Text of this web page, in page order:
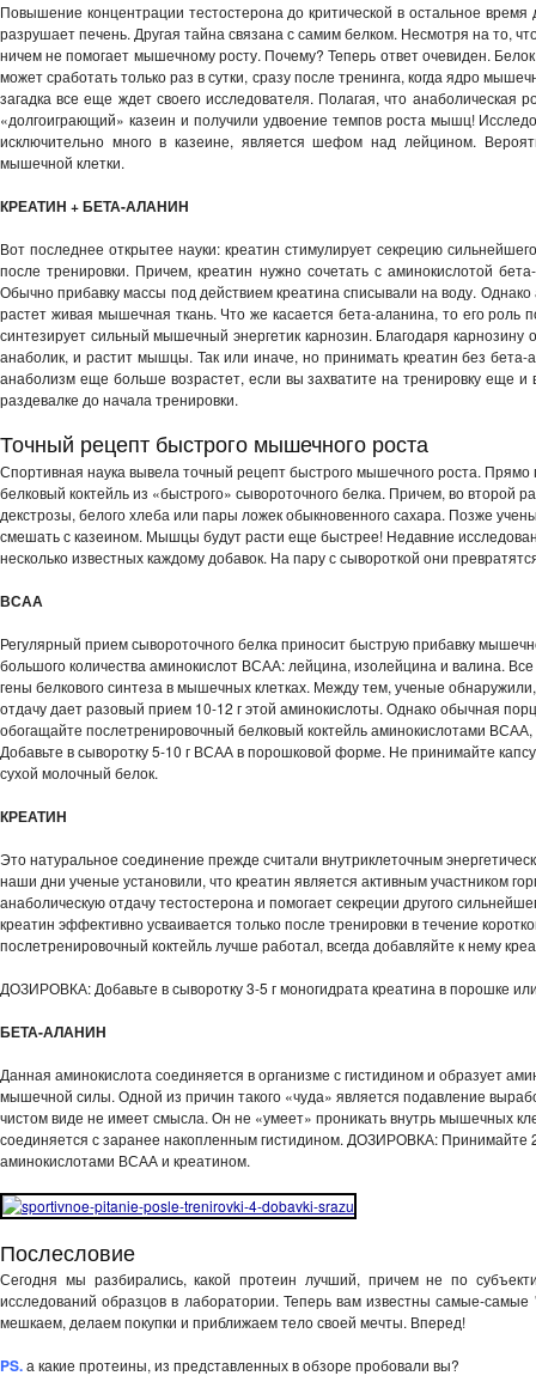
Повышение концентрации тестостерона до критической в остальное
разрушает печень. Другая тайна связана с самим белком. Несмотря на то,
ничем не помогает мышечному росту. Почему? Теперь ответ очевиден.
может сработать только раз в сутки, сразу после тренинга, когда ядро
загадка все еще ждет своего исследователя. Полагая, что
«долгоиграющий» казеин и получили удвоение темпов роста мышц!
исключительно много в казеине, является шефом над лейцином.
мышечной клетки.
КРЕАТИН + БЕТА-АЛАНИН
Вот последнее открытее науки: креатин стимулирует секрецию
после тренировки. Причем, креатин нужно сочетать с аминокислотой
Обычно прибавку массы под действием креатина списывали на воду.
растет живая мышечная ткань. Что же касается бета-аланина, то его
синтезирует сильный мышечный энергетик карнозин. Благодаря
анаболик, и растит мышцы. Так или иначе, но принимать креатин без
анаболизм еще больше возрастет, если вы захватите на тренировку еще
раздевалке до начала тренировки.
Точный рецепт быстрого мышечного роста
Спортивная наука вывела точный рецепт быстрого мышечного роста.
белковый коктейль из «быстрого» сывороточного белка. Причем, во второй
декстрозы, белого хлеба или пары ложек обыкновенного сахара. Позже
смешать с казеином. Мышцы будут расти еще быстрее! Недавние
несколько известных каждому добавок. На пару с сывороткой они
ВСАА
Регулярный прием сывороточного белка приносит быструю прибавку
большого количества аминокислот ВСАА: лейцина, изолейцина и валина.
гены белкового синтеза в мышечных клетках. Между тем, ученые
отдачу дает разовый прием 10-12 г этой аминокислоты. Однако обычная
обогащайте послетренировочный белковый коктейль аминокислотами
Добавьте в сыворотку 5-10 г ВСАА в порошковой форме. Не принимайте
сухой молочный белок.
КРЕАТИН
Это натуральное соединение прежде считали внутриклеточным
наши дни ученые установили, что креатин является активным участником
анаболическую отдачу тестостерона и помогает секреции другого
креатин эффективно усваивается только после тренировки в течение
послетренировочный коктейль лучше работал, всегда добавляйте к нему
ДОЗИРОВКА: Добавьте в сыворотку 3-5 г моногидрата креатина в порошке
БЕТА-АЛАНИН
Данная аминокислота соединяется в организме с гистидином и образует
мышечной силы. Одной из причин такого «чуда» является подавление
чистом виде не имеет смысла. Он не «умеет» проникать внутрь мышечных
соединяется с заранее накопленным гистидином. ДОЗИРОВКА: Принимайте
аминокислотами ВСАА и креатином.
Послесловие
Сегодня мы разбирались, какой протеин лучший, причем не по
исследований образцов в лаборатории. Теперь вам известны самые-
мешкаем, делаем покупки и приближаем тело своей мечты. Вперед!
PS.а какие протеины, из представленных в обзоре пробовали вы?